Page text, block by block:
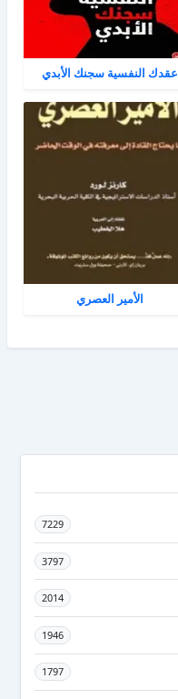
عقدك النفسية سجنك الأبدي
الأمير العصري
7229
3797
2014
1946
1797